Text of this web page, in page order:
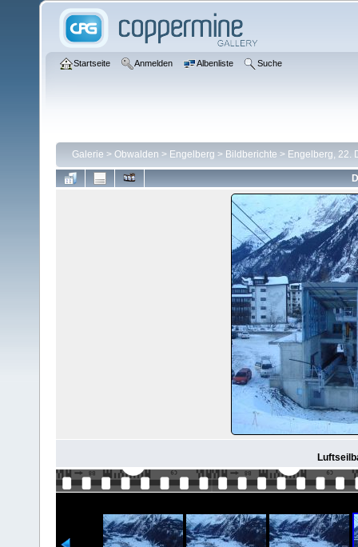
Startseite Anmelden Albenliste Suche
Galerie > Obwalden > Engelberg > Bildberichte > Engelberg, 22.